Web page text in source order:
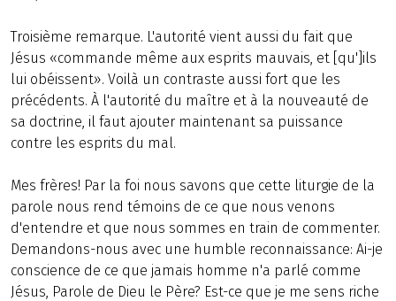
Troisième remarque. L'autorité vient aussi du fait que
Jésus «commande même aux esprits mauvais, et [qu']ils
lui obéissent». Voilà un contraste aussi fort que les
précédents. À l'autorité du maître et à la nouveauté de
sa doctrine, il faut ajouter maintenant sa puissance
contre les esprits du mal.
Mes frères! Par la foi nous savons que cette liturgie de la
parole nous rend témoins de ce que nous venons
d'entendre et que nous sommes en train de commenter.
Demandons-nous avec une humble reconnaissance: Ai-je
conscience de ce que jamais homme n'a parlé comme
Jésus, Parole de Dieu le Père? Est-ce que je me sens riche